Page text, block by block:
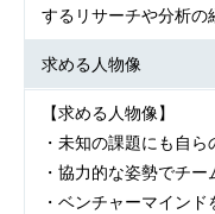
するリサーチや分析の
求める人物像
【求める人物像】
・未知の課題にも自
・協力的な姿勢でチ
・ベンチャーマイン